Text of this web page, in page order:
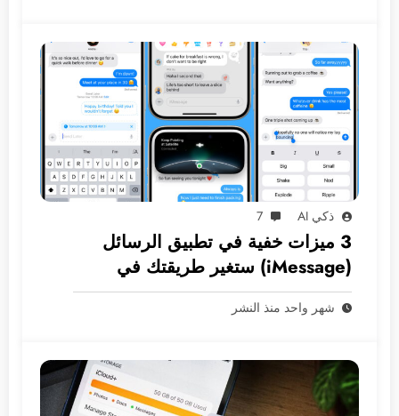
ذكي AI 7
3 ميزات خفية في تطبيق الرسائل
(iMessage) ستغير طريقتك في
المراسلة
شهر واحد منذ النشر